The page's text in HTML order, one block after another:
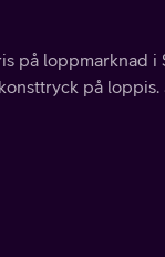
på loppmarknad i
på loppis.